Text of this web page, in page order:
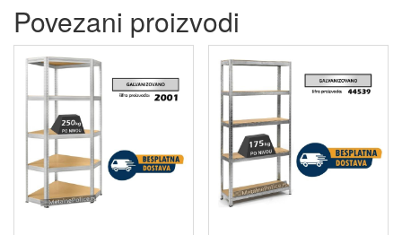
Povezani proizvodi